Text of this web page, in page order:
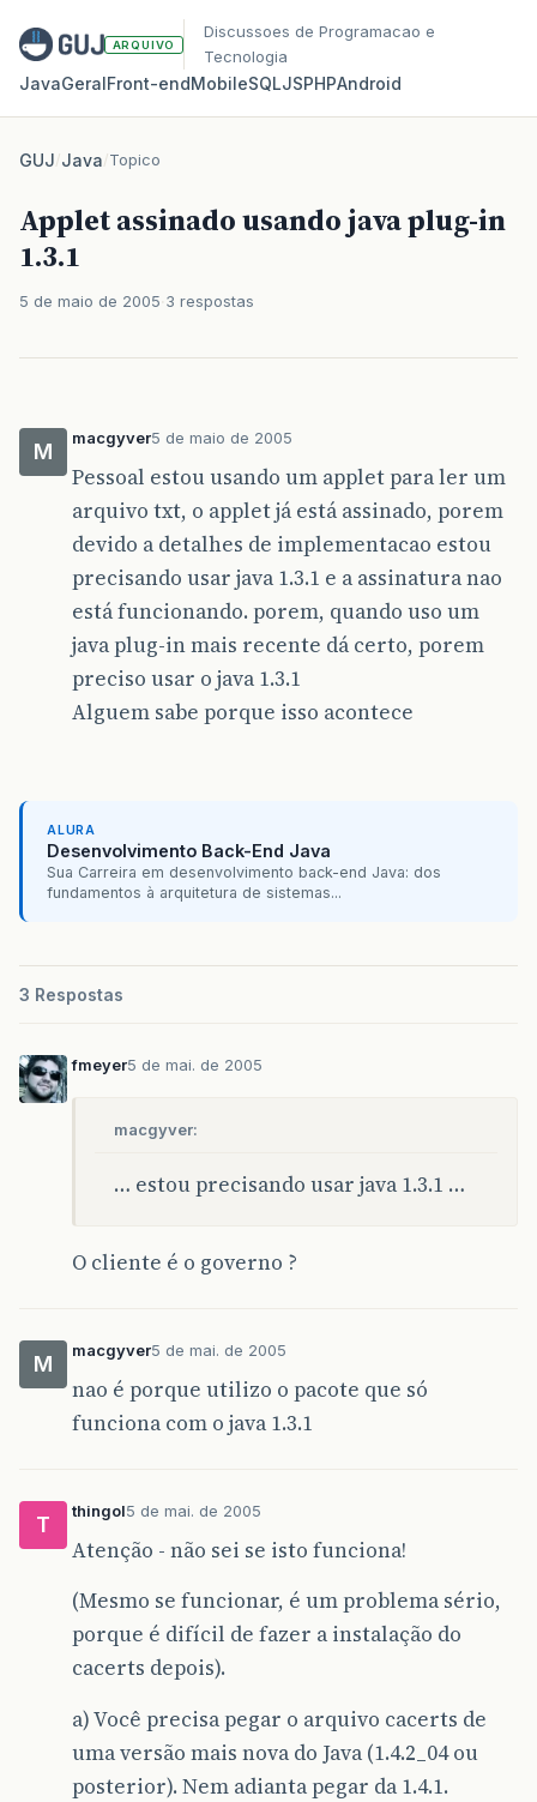
ARQUIVO
Discussoes de Programacao e
Tecnologia
JavaGeralFront‑endMobileSQLJSPHPAndroid
GUJ/Java/Topico
Applet assinado usando java plug-in
1.3.1
5 de maio de 2005 3 respostas
M
macgyver5 de maio de 2005
Pessoal estou usando um applet para ler um
arquivo txt, o applet já está assinado, porem
devido a detalhes de implementacao estou
precisando usar java 1.3.1 e a assinatura nao
está funcionando. porem, quando uso um
java plug-in mais recente dá certo, porem
preciso usar o java 1.3.1
Alguem sabe porque isso acontece
ALURA
Desenvolvimento Back-End Java
Sua Carreira em desenvolvimento back-end Java: dos
fundamentos à arquitetura de sistemas...
3 Respostas
fmeyer5 de mai. de 2005
macgyver:
… estou precisando usar java 1.3.1 …
O cliente é o governo ?
M
macgyver5 de mai. de 2005
nao é porque utilizo o pacote que só
funciona com o java 1.3.1
T
thingol5 de mai. de 2005
Atenção - não sei se isto funciona!
(Mesmo se funcionar, é um problema sério,
porque é difícil de fazer a instalação do
cacerts depois).
a) Você precisa pegar o arquivo cacerts de
uma versão mais nova do Java (1.4.2_04 ou
posterior). Nem adianta pegar da 1.4.1.